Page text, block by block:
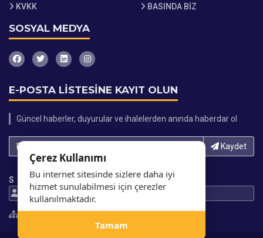
KVKK
BASINDA BİZ
SOSYAL MEDYA
E-POSTA LİSTESİNE KAYIT OLUN
Güncel haberler, duyurular ve ihalelerden anında haberdar ol
E-Posta adresinizi yazın... Kaydet
S
Site Haritası
Çerez Kullanımı
Bu internet sitesinde sizlere daha iyi
hizmet sunulabilmesi için çerezler
kullanılmaktadır.
Tamam